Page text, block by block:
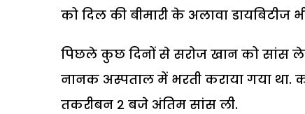
को दिल की बीमारी के अलावा डायबिटीज
पिछले कुछ दिनों से सरोज खान को सांस
नानक अस्पताल में भरती कराया गया था.
तकरीबन 2 बजे अंतिम सांस ली.